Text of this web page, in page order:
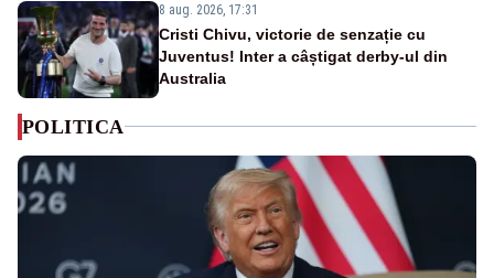
8 aug. 2026, 17:31
Cristi Chivu, victorie de senzație cu
Juventus! Inter a câștigat derby-ul din
Australia
POLITICA